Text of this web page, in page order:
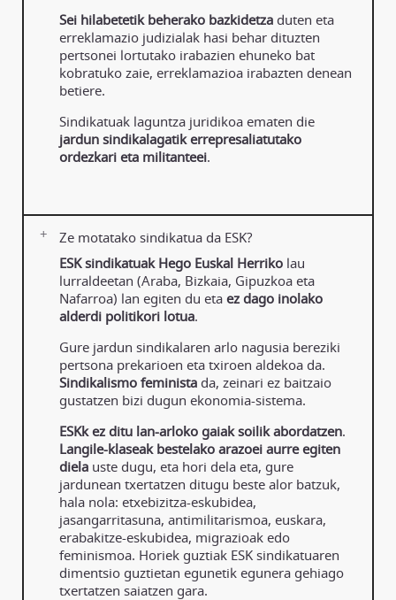
Sei hilabetetik beherako bazkidetza duten eta
erreklamazio judizialak hasi behar dituzten
pertsonei lortutako irabazien ehuneko bat
kobratuko zaie, erreklamazioa irabazten denean
betiere.
Sindikatuak laguntza juridikoa ematen die
jardun sindikalagatik errepresaliatutako
ordezkari eta militanteei.
Ze motatako sindikatua da ESK?
ESK sindikatuak Hego Euskal Herriko lau
lurraldeetan (Araba, Bizkaia, Gipuzkoa eta
Nafarroa) lan egiten du eta ez dago inolako
alderdi politikori lotua.
Gure jardun sindikalaren arlo nagusia bereziki
pertsona prekarioen eta txiroen aldekoa da.
Sindikalismo feminista da, zeinari ez baitzaio
gustatzen bizi dugun ekonomia-sistema.
ESKk ez ditu lan-arloko gaiak soilik abordatzen.
Langile-klaseak bestelako arazoei aurre egiten
diela uste dugu, eta hori dela eta, gure
jardunean txertatzen ditugu beste alor batzuk,
hala nola: etxebizitza-eskubidea,
jasangarritasuna, antimilitarismoa, euskara,
erabakitze-eskubidea, migrazioak edo
feminismoa. Horiek guztiak ESK sindikatuaren
dimentsio guztietan egunetik egunera gehiago
txertatzen saiatzen gara.